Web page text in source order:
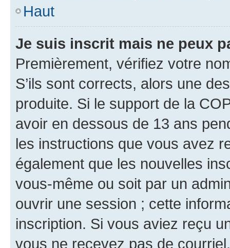
Haut
Je suis inscrit mais ne peux
Premièrement, vérifiez votre
S’ils sont corrects, alors une
produite. Si le support de la
avoir en dessous de 13 ans
les instructions que vous avez
également que les nouvelles
vous-même ou soit par un
ouvrir une session ; cette
inscription. Si vous aviez reçu
vous ne recevez pas de